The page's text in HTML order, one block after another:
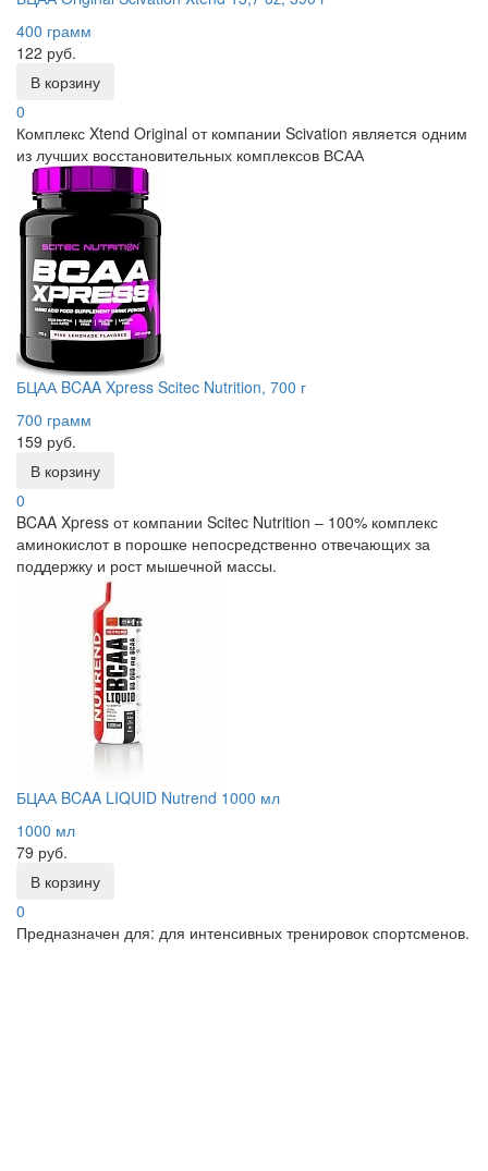
400 грамм
122 руб.
В корзину
0
Комплекс Xtend Original от компании Scivation является одним
из лучших восстановительных комплексов ВСАА
БЦАА BCAA Xpress Scitec Nutrition, 700 г
700 грамм
159 руб.
В корзину
0
BCAA Xpress от компании Scitec Nutrition – 100% комплекс
аминокислот в порошке непосредственно отвечающих за
поддержку и рост мышечной массы.
БЦАА BCAA LIQUID Nutrend 1000 мл
1000 мл
79 руб.
В корзину
0
Предназначен для: для интенсивных тренировок спортсменов.